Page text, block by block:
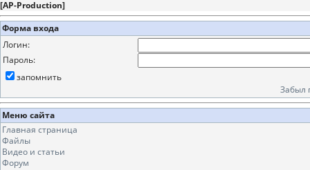
[AP-Production]
Форма входа
Логин:
Пароль:
запомнить
Забыл
Меню сайта
Главная страница
Файлы
Видео и статьи
Форум